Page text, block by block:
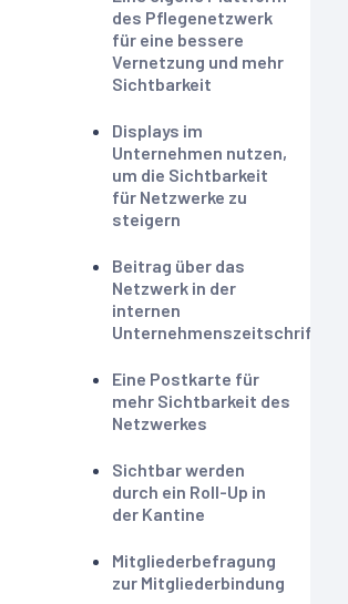
des Pflegenetzwerk
für eine bessere
Vernetzung und mehr
Sichtbarkeit
Displays im
Unternehmen nutzen,
um die Sichtbarkeit
für Netzwerke zu
steigern
Beitrag über das
Netzwerk in der
internen
Unternehmenszeitschrift
Eine Postkarte für
mehr Sichtbarkeit des
Netzwerkes
Sichtbar werden
durch ein Roll-Up in
der Kantine
Mitgliederbefragung
zur Mitgliederbindung